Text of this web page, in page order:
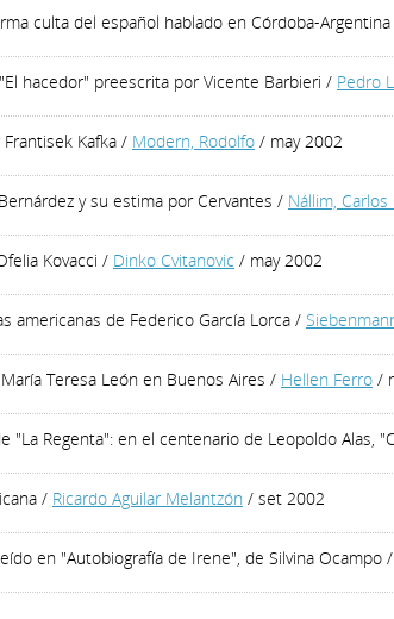
culta del español hablado en Córdoba-Argentina
hacedor" preescrita por Vicente Barbieri / Pedro
Kafka / Modern, Rodolfo / may 2002
y su estima por Cervantes / Nállim,
Kovacci / Dinko Cvitanovic / may 2002
americanas de Federico García Lorca /
Teresa León en Buenos Aires / Hellen Ferro /
"La Regenta": en el centenario de Leopoldo Alas,
/ Ricardo Aguilar Melantzón / set 2002
en "Autobiografía de Irene", de Silvina Ocampo /